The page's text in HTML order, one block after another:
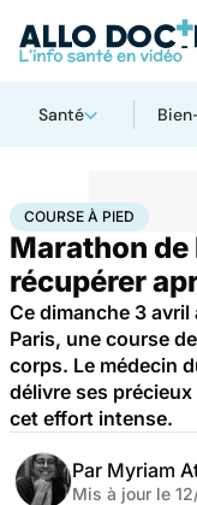
Santé
AccueilBien-être Sport
COURSE À PIED
Marathon
récupérer
Ce dimanche 3
Paris, une course
corps. Le médecin
délivre ses
cet effort intense.
Par Myriam
Mis à jour le